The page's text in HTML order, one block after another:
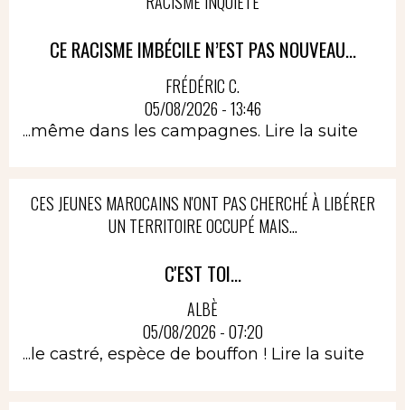
CE RACISME IMBÉCILE N’EST PAS NOUVEAU...
FRÉDÉRIC C.
05/08/2026 - 13:46
...même dans les campagnes. Lire la suite
CES JEUNES MAROCAINS N'ONT PAS CHERCHÉ À LIBÉRER
UN TERRITOIRE OCCUPÉ MAIS...
C'EST TOI...
ALBÈ
05/08/2026 - 07:20
...le castré, espèce de bouffon ! Lire la suite